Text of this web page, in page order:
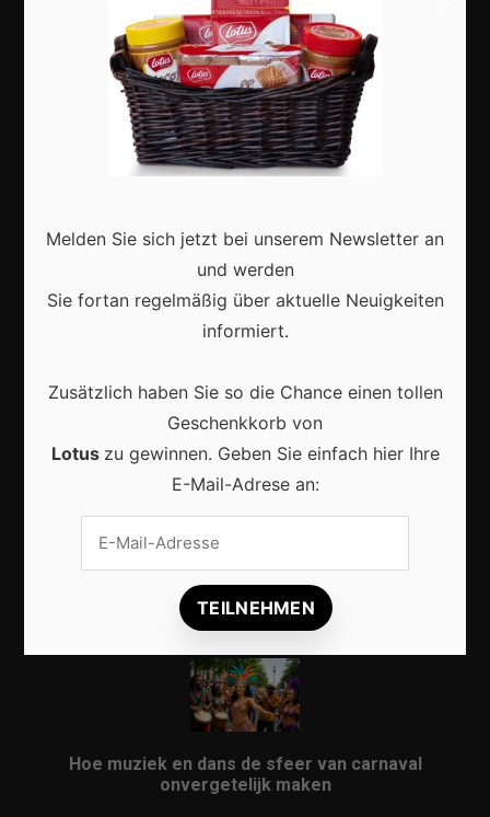
Karneval in Deutschland: Traditionen, Kostüme und
moderne Feierkultur
Karneval in Berlin erleben: Kreativität, Kultur und
Gemeinschaft auf einzigartige Weise entdecken
Vrijwilligers maken van carnaval een onvergetelijk
evenement
Hoe muziek en dans de sfeer van carnaval
onvergetelijk maken
Melden Sie sich jetzt bei unserem Newsletter an
und werden
Sie fortan regelmäßig über aktuelle Neuigkeiten
informiert.
Zusätzlich haben Sie so die Chance einen tollen
Geschenkkorb von
Lotus zu gewinnen. Geben Sie einfach hier Ihre
E-Mail-Adrese an: